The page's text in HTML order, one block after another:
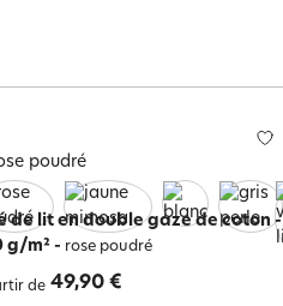
de lit en double gaze de coton -
g/m²- rose poudré
de 49,90 €